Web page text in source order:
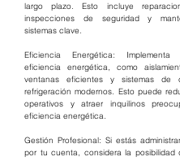
largo plazo. Esto incluye
inspecciones de seguridad y
sistemas clave.
Eficiencia Energética:
eficiencia energética, como
ventanas eficientes y sistemas de
refrigeración modernos. Esto puede
operativos y atraer inquilinos
eficiencia energética.
Gestión Profesional: Si estás
por tu cuenta, considera la posibilidad